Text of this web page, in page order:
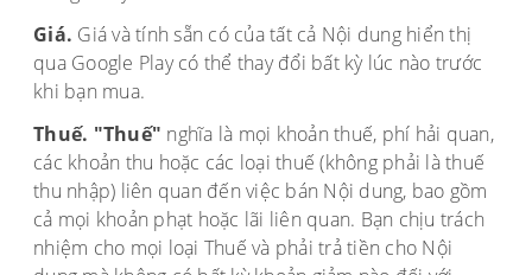
Giá. Giá và tính sẵn có của tất cả Nội dung hiển thị
qua Google Play có thể thay đổi bất kỳ lúc nào trước
khi bạn mua.
Thuế. "Thuế" nghĩa là mọi khoản thuế, phí hải quan,
các khoản thu hoặc các loại thuế (không phải là thuế
thu nhập) liên quan đến việc bán Nội dung, bao gồm
cả mọi khoản phạt hoặc lãi liên quan. Bạn chịu trách
nhiệm cho mọi loại Thuế và phải trả tiền cho Nội